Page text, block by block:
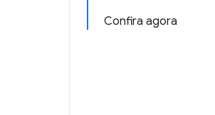
Confira agora